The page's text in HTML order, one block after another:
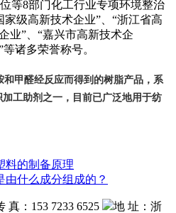
等8部门化工行业专项环境整治
级高新技术企业”、“浙江省高
业”、“嘉兴市高新技术企
诸多荣誉称号。
和甲醛经反应而得到的树脂产品，系
工助剂之一，目前已广泛地用于纺
料的制备原理
由什么成分组成的？
真：153 7233 6525
地 址：浙